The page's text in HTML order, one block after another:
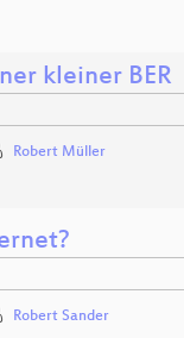
kleiner BER
Robert Müller
Robert Sander